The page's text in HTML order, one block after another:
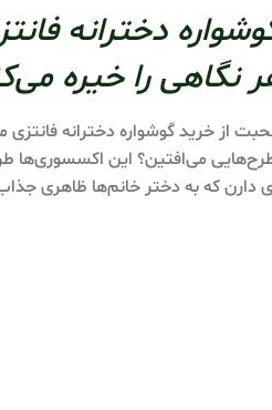
گوشواره دخترانه
نگاهی را خیره
از خرید گوشواره دخترانه
می‌افتین؟ این اکسسوری‌ها
دارن که به دختر خانم‌ها ظاهری